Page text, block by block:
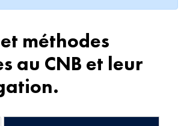
méthodes
au CNB et leur